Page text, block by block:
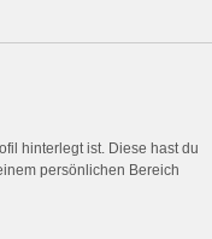
hinterlegt ist. Diese hast du
persönlichen Bereich